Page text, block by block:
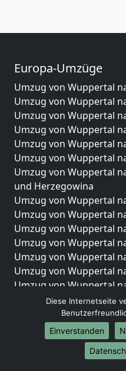
Europa-Umzüge
Umzug von Wuppertal
Umzug von Wuppertal
Umzug von Wuppertal
Umzug von Wuppertal
Umzug von Wuppertal
Umzug von Wuppertal
Umzug von Wuppertal
und Herzegowina
Umzug von Wuppertal
Umzug von Wuppertal
Umzug von Wuppertal
Umzug von Wuppertal
Umzug von Wuppertal
Umzug von Wuppertal
Umzug von Wuppertal
Umzug von Wuppertal
Umzug von Wuppertal
Umzug von Wuppertal
Umzug von Wuppertal
Umzug von Wuppertal
Diese Internetseite
Einverstanden